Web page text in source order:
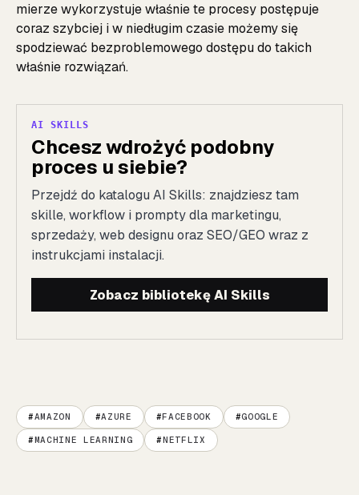
mierze wykorzystuje właśnie te procesy postępuje
coraz szybciej i w niedługim czasie możemy się
spodziewać bezproblemowego dostępu do takich
właśnie rozwiązań.
AI SKILLS
Chcesz wdrożyć podobny
proces u siebie?
Przejdź do katalogu AI Skills: znajdziesz tam
skille, workflow i prompty dla marketingu,
sprzedaży, web designu oraz SEO/GEO wraz z
instrukcjami instalacji.
Zobacz bibliotekę AI Skills
AMAZON AZURE FACEBOOK GOOGLE
MACHINE LEARNING NETFLIX